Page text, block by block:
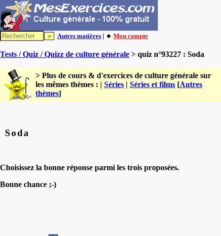
Autres matières | 🔸 Mon compte
Tests / Quiz / Quizz de culture générale > quiz n°93227 : Soda
> Plus de cours & d'exercices de culture générale sur
les mêmes thèmes : | Séries | Séries et films [Autres
thèmes]
Soda
Choisissez la bonne réponse parmi les trois proposées.
Bonne chance ;-)